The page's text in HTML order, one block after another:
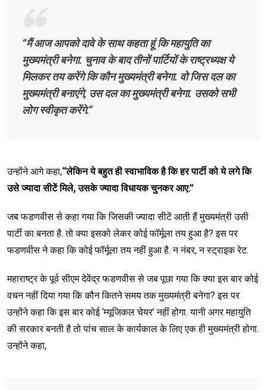
“मैं आज आपको दावे के साथ कहता हूं कि महायुति का
मुख्यमंत्री बनेगा. चुनाव के बाद तीनों पार्टियों के राष्ट्रध्यक्ष ये
मिलकर तय करेंगे कि कौन मुख्यमंत्री बनेगा. वो जिस दल का
मुख्यमंत्री बनाएंगे, उस दल का मुख्यमंत्री बनेगा. उसको सभी
लोग स्वीकृत करेंगे.”
उन्होंने आगे कहा,“लेकिन ये बहुत ही स्वाभाविक है कि हर पार्टी को ये लगे कि
उसे ज्यादा सीटें मिले, उसके ज्यादा विधायक चुनकर आए.”
जब फडणवीस से कहा गया कि जिसकी ज्यादा सीटें आती हैं मुख्यमंत्री उसी
पार्टी का बनता है. तो क्या इसको लेकर कोई फॉर्मूला तय हुआ है? इस पर
फडणवीस ने कहा कि कोई फॉर्मूला तय नहीं हुआ है. न नंबर, न स्ट्राइक रेट.
महाराष्ट्र के पूर्व सीएम देवेंद्र फडणवीस से जब पूछा गया कि क्या इस बार कोई
वचन नहीं दिया गया कि कौन कितने समय तक मुख्यमंत्री बनेगा? इस पर
उन्होंने कहा कि इस बार कोई ‘म्यूजिकल चेयर’ नहीं होगा. यानी अगर महायुति
की सरकार बनती है तो पांच साल के कार्यकाल के लिए एक ही मुख्यमंत्री होगा.
उन्होंने कहा,